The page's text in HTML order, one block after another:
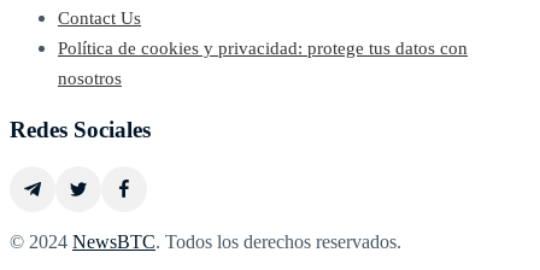
Contact Us
Política de cookies y privacidad: protege tus datos con
nosotros
Redes Sociales
© 2024 NewsBTC. Todos los derechos reservados.